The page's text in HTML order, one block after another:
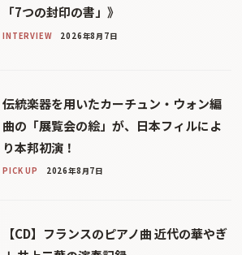
「7つの封印の書」》
INTERVIEW 2026年8月7日
伝統楽器を用いたカーチュン・ウォン編
曲の「展覧会の絵」が、日本フィルによ
り本邦初演！
PICK UP 2026年8月7日
【CD】フランスのピアノ曲 近代の華やぎ